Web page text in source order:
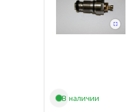
В наличии